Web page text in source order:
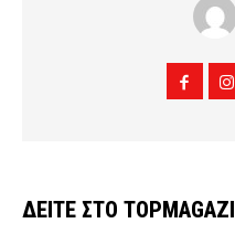
ΔΕΙΤΕ ΣΤΟ